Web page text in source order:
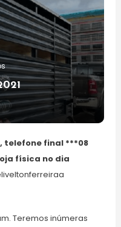
telefone final ***08
física no dia
Teremos inúmeras